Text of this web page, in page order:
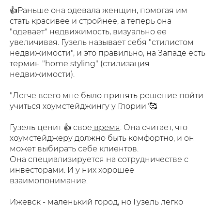
👍Раньше она одевала женщин, помогая им
стать красивее и стройнее, а теперь она
"одевает" недвижимость, визуально ее
увеличивая. Гузель называет себя "стилистом
недвижимости", и это правильно, на Западе есть
термин "home styling" (стилизация
недвижимости).
"Легче всего мне было принять решение пойти
учиться хоумстейджингу у Глории"🥰
Гузель ценит 👍 свое время. Она считает, что
хоумстейджеру должно быть комфортно, и он
может выбирать себе клиентов.
Она специализируется на сотрудничестве с
инвесторами. И у них хорошее
взаимопонимание.
Ижевск - маленький город, но Гузель легко